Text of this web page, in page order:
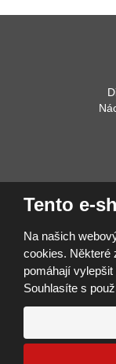
Tento e-
Na našich
cookies. Některé
pomáhají
Souhlasíte s
Prohlášení o